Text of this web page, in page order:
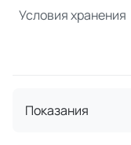
Условия хранения
Показания